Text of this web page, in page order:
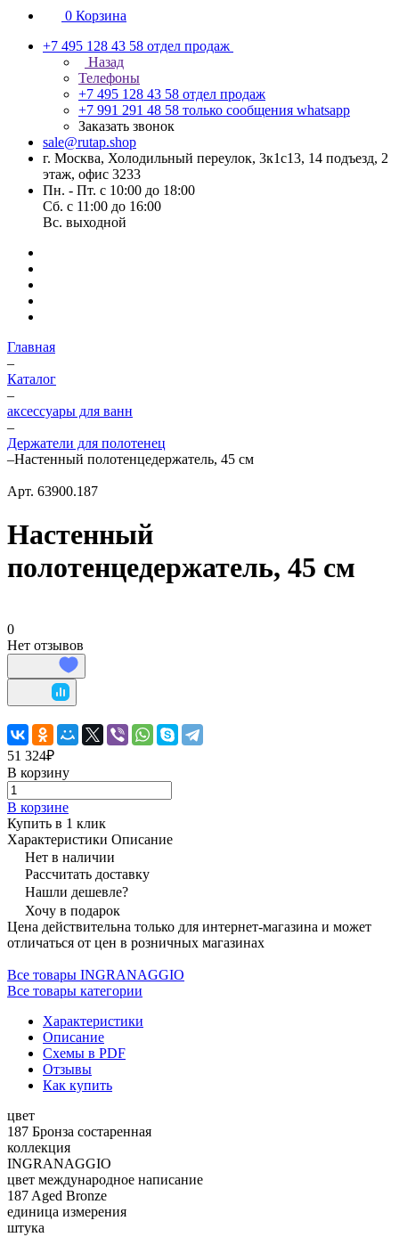
0 Корзина
+7 495 128 43 58 отдел продаж
Назад
Телефоны
+7 495 128 43 58 отдел продаж
+7 991 291 48 58 только сообщения whatsapp
Заказать звонок
sale@rutap.shop
г. Москва, Холодильный переулок, 3к1с13, 14 подъезд, 2
этаж, офис 3233
Пн. - Пт. с 10:00 до 18:00
Сб. с 11:00 до 16:00
Вс. выходной
Главная
–
Каталог
–
аксессуары для ванн
–
Держатели для полотенец
–Настенный полотенцедержатель, 45 см
Арт. 63900.187
Настенный
полотенцедержатель, 45 см
0
Нет отзывов
51 324₽
В корзину
В корзине
Купить в 1 клик
Характеристики Описание
Нет в наличии
Рассчитать доставку
Нашли дешевле?
Хочу в подарок
Цена действительна только для интернет-магазина и может
отличаться от цен в розничных магазинах
Все товары INGRANAGGIO
Все товары категории
Характеристики
Описание
Схемы в PDF
Отзывы
Как купить
цвет
187 Бронза состаренная
коллекция
INGRANAGGIO
цвет международное написание
187 Aged Bronze
единица измерения
штука